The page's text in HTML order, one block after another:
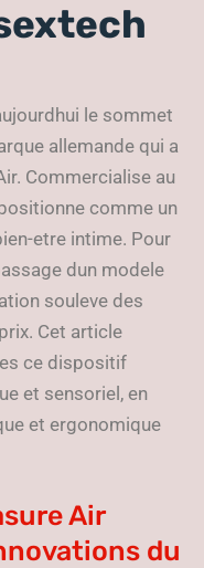
le sommet
allemande qui a
Commercialise au
comme un
etre intime. Pour
dun modele
souleve des
Cet article
ce dispositif
et sensoriel, en
et ergonomique
Air
du